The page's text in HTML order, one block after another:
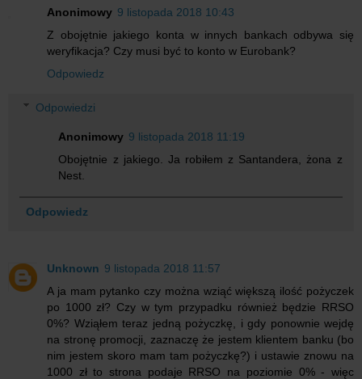
Anonimowy 9 listopada 2018 10:43
Z obojętnie jakiego konta w innych bankach odbywa się
weryfikacja? Czy musi być to konto w Eurobank?
Odpowiedz
Odpowiedzi
Anonimowy 9 listopada 2018 11:19
Obojętnie z jakiego. Ja robiłem z Santandera, żona z
Nest.
Odpowiedz
Unknown 9 listopada 2018 11:57
A ja mam pytanko czy można wziąć większą ilość pożyczek
po 1000 zł? Czy w tym przypadku również będzie RRSO
0%? Wziąłem teraz jedną pożyczkę, i gdy ponownie wejdę
na stronę promocji, zaznaczę że jestem klientem banku (bo
nim jestem skoro mam tam pożyczkę?) i ustawie znowu na
1000 zł to strona podaje RRSO na poziomie 0% - więc